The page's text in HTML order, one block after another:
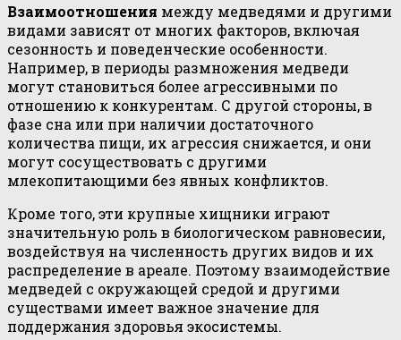
Взаимоотношения между медведями и другими
видами зависят от многих факторов, включая
сезонность и поведенческие особенности.
Например, в периоды размножения медведи
могут становиться более агрессивными по
отношению к конкурентам. С другой стороны, в
фазе сна или при наличии достаточного
количества пищи, их агрессия снижается, и они
могут сосуществовать с другими
млекопитающими без явных конфликтов.
Кроме того, эти крупные хищники играют
значительную роль в биологическом равновесии,
воздействуя на численность других видов и их
распределение в ареале. Поэтому взаимодействие
медведей с окружающей средой и другими
существами имеет важное значение для
поддержания здоровья экосистемы.